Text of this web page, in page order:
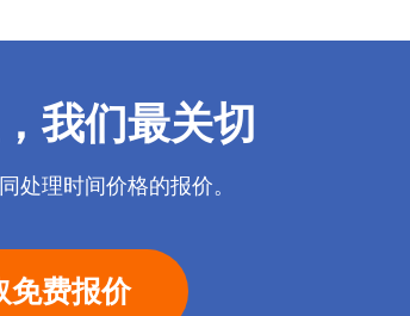
我们最关切
处理时间价格的报价。
免费报价